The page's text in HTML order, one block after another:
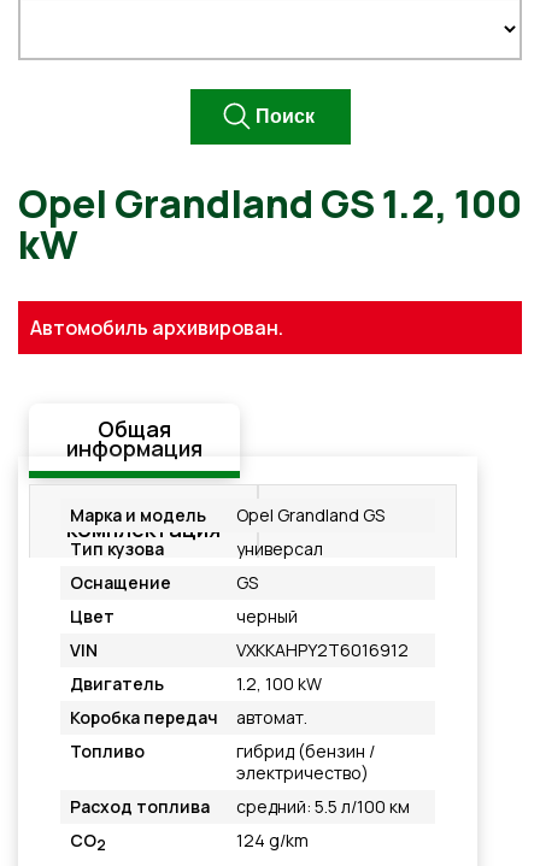
Opel Grandland GS 1.2, 100
kW
Автомобиль архивирован.
Общая
информация
Стандартная
комплектация
Подробнее
Марка и модель
Opel Grandland GS
Тип кузова
универсал
Оснащение
GS
Цвет
черный
VIN
VXKKAHPY2T6016912
Двигатель
1.2, 100 kW
Коробка передач
автомат.
Топливо
гибрид (бензин /
электричество)
Расход топлива
средний: 5.5 л/100 км
CO2 124 g/km